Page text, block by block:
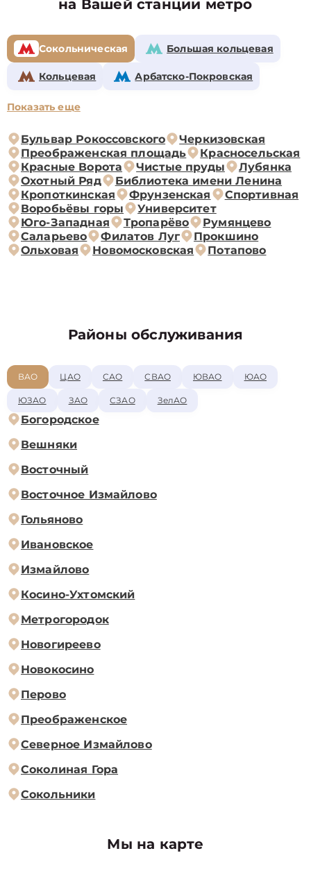
на Вашей станции метро
Сокольническая Большая кольцевая
Кольцевая Арбатско-Покровская
Показать еще
Бульвар Рокоссовского
Черкизовская
Преображенская площадь
Красносельская
Красные Ворота
Чистые пруды
Лубянка
Охотный Ряд
Библиотека имени Ленина
Кропоткинская
Фрунзенская
Спортивная
Воробьёвы горы
Университет
Юго-Западная
Тропарёво
Румянцево
Саларьево
Филатов Луг
Прокшино
Ольховая
Новомосковская Потапово
Районы обслуживания
ВАО ЦАО САО СВАО ЮВАО ЮАО
ЮЗАО ЗАО СЗАО ЗелАО
Богородское
Вешняки
Восточный
Восточное Измайлово
Гольяново
Ивановское
Измайлово
Косино-Ухтомский
Метрогородок
Новогиреево
Новокосино
Перово
Преображенское
Северное Измайлово
Соколиная Гора
Сокольники
Мы на карте